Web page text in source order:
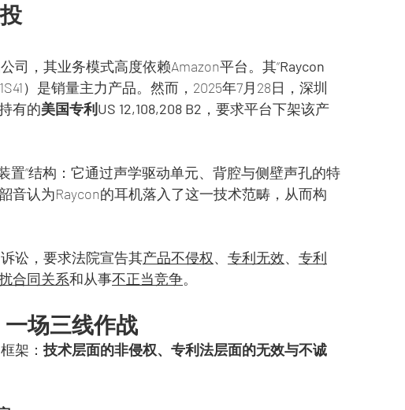
司，其业务模式高度依赖Amazon平台。其“Raycon
）是销量主力产品。然而，2025年7月28日，深圳
有的美国专利US 12,108,208 B2 ，要求平台下架该产
置”结构：它通过声学驱动单元、背腔与侧壁声孔的特
音认为Raycon的耳机落入了这一技术范畴，从而构
讼，要求法院宣告其产品不侵权、 专利无效、 专利
合同关系和从事不正当竞争。
场三线作战
架： 技术层面的非侵权、专利法层面的无效与不诚